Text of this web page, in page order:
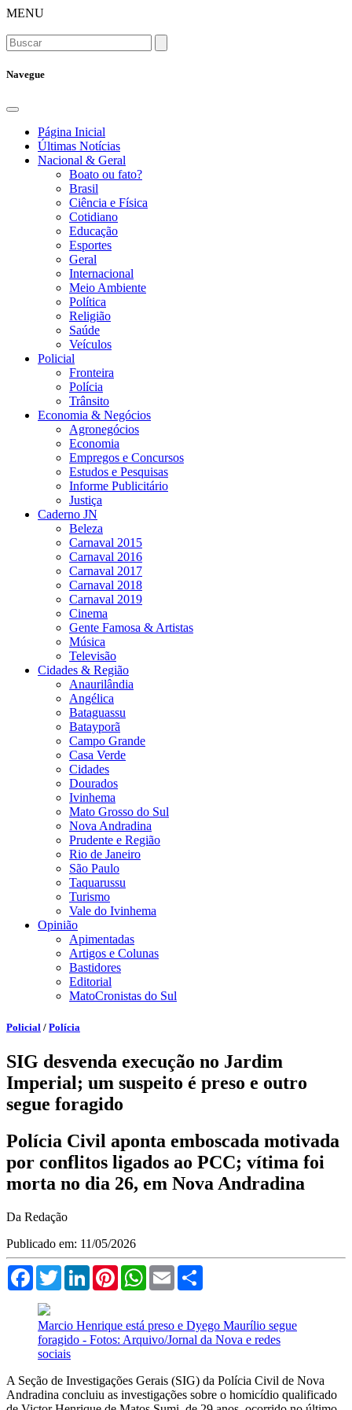
MENU
Navegue
Página Inicial
Últimas Notícias
Nacional & Geral
Boato ou fato?
Brasil
Ciência e Física
Cotidiano
Educação
Esportes
Geral
Internacional
Meio Ambiente
Política
Religião
Saúde
Veículos
Policial
Fronteira
Polícia
Trânsito
Economia & Negócios
Agronegócios
Economia
Empregos e Concursos
Estudos e Pesquisas
Informe Publicitário
Justiça
Caderno JN
Beleza
Carnaval 2015
Carnaval 2016
Carnaval 2017
Carnaval 2018
Carnaval 2019
Cinema
Gente Famosa & Artistas
Música
Televisão
Cidades & Região
Anaurilândia
Angélica
Bataguassu
Batayporã
Campo Grande
Casa Verde
Cidades
Dourados
Ivinhema
Mato Grosso do Sul
Nova Andradina
Prudente e Região
Rio de Janeiro
São Paulo
Taquarussu
Turismo
Vale do Ivinhema
Opinião
Apimentadas
Artigos e Colunas
Bastidores
Editorial
MatoCronistas do Sul
Policial / Polícia
SIG desvenda execução no Jardim
Imperial; um suspeito é preso e outro
segue foragido
Polícia Civil aponta emboscada motivada
por conflitos ligados ao PCC; vítima foi
morta no dia 26, em Nova Andradina
Da Redação
Publicado em: 11/05/2026
FacebookTwitterLinkedInPinterestWhatsApp
Email
Marcio Henrique está preso e Dyego Maurílio segue
foragido - Fotos: Arquivo/Jornal da Nova e redes
sociais
A Seção de Investigações Gerais (SIG) da Polícia Civil de Nova
Andradina concluiu as investigações sobre o homicídio qualificado